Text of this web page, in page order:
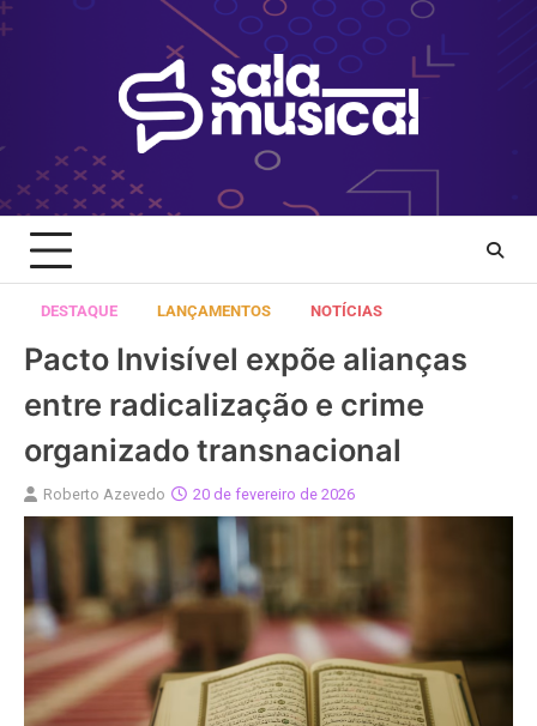
Skip
to
DESTAQUE LANÇAMENTOS NOTÍCIAS
Pacto Invisível expõe alianças
entre radicalização e crime
organizado transnacional
Roberto Azevedo 20 de fevereiro de 2026